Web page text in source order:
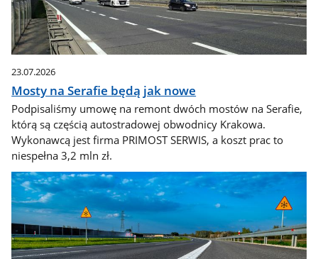
23.07.2026
Mosty na Serafie będą jak nowe
Podpisaliśmy umowę na remont dwóch mostów na Serafie,
którą są częścią autostradowej obwodnicy Krakowa.
Wykonawcą jest firma PRIMOST SERWIS, a koszt prac to
niespełna 3,2 mln zł.